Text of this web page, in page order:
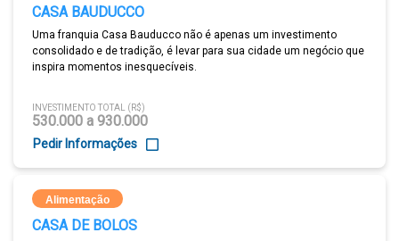
CASA BAUDUCCO
Uma franquia Casa Bauducco não é apenas um investimento
consolidado e de tradição, é levar para sua cidade um negócio que
inspira momentos inesquecíveis.
INVESTIMENTO TOTAL (R$)
530.000 a 930.000
Pedir Informações
Alimentação
CASA DE BOLOS